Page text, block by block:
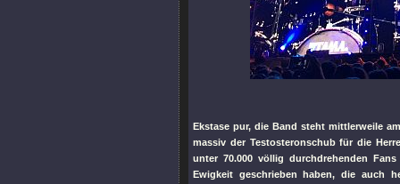
Ekstase pur, die Band steht mittlerweile
massiv der Testosteronschub für die
unter 70.000 völlig durchdrehenden
Ewigkeit geschrieben haben, die auch